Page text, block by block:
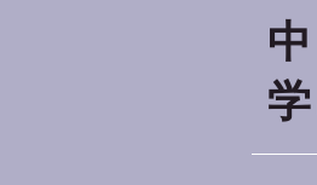
中
学